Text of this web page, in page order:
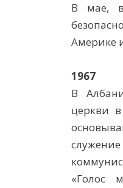
В мае, в
Америке
1967
В
церкви
«Голос